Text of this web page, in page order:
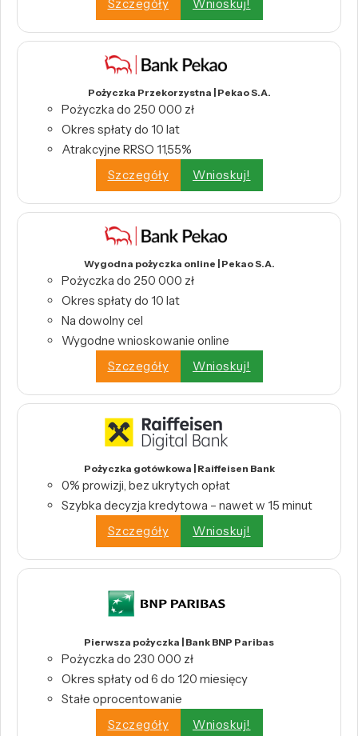
Szczegóły Wnioskuj!
Pożyczka Przekorzystna | Pekao S.A.
Pożyczka do 250 000 zł
Okres spłaty do 10 lat
Atrakcyjne RRSO 11,55%
Szczegóły
Wnioskuj!
Wygodna pożyczka online | Pekao S.A.
Pożyczka do 250 000 zł
Okres spłaty do 10 lat
Na dowolny cel
Wygodne wnioskowanie online
Szczegóły
Wnioskuj!
Pożyczka gotówkowa | Raiffeisen Bank
0% prowizji, bez ukrytych opłat
Szybka decyzja kredytowa – nawet w 15 minut
Szczegóły
Wnioskuj!
Pierwsza pożyczka | Bank BNP Paribas
Pożyczka do 230 000 zł
Okres spłaty od 6 do 120 miesięcy
Stałe oprocentowanie
Szczegóły
Wnioskuj!